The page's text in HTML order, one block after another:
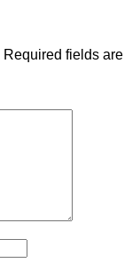
Required fields are